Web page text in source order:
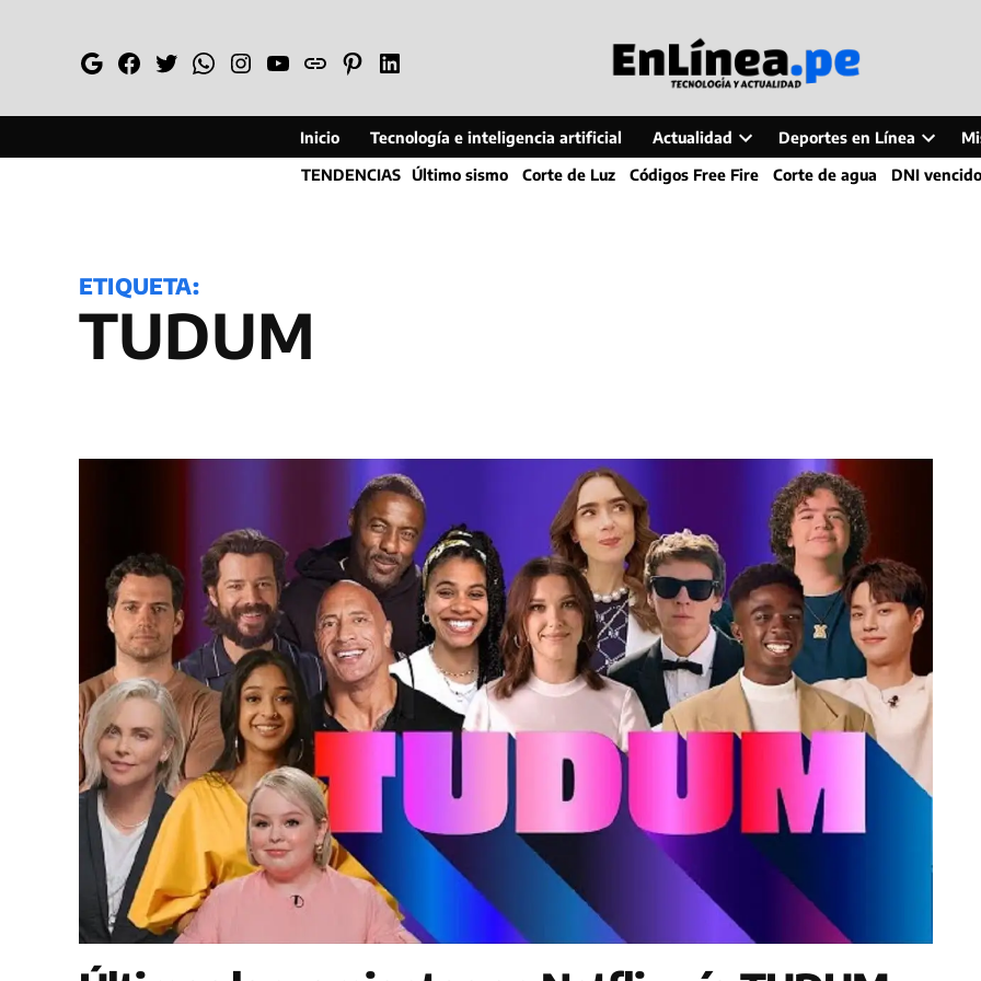
GoogleFacebook
TwitterWhatsapp
Instagram
YouTube
WebPinterestLinkedin
Inicio Tecnología e inteligencia artificial Actualidad
Open
dropdown
Deportes en Línea
Open
dropdown
TENDENCIAS Último sismo Corte de Luz Códigos Free Fire Corte de agua DNI vencido
ETIQUETA:
TUDUM